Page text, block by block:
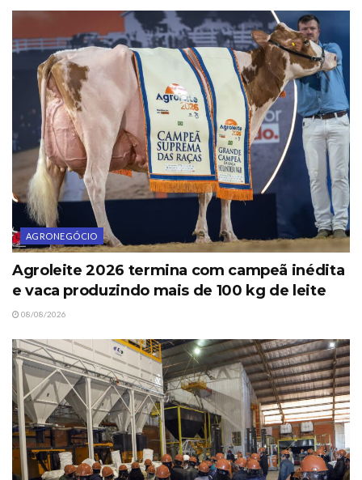
AGRONEGÓCIO
Agroleite 2026 termina com campeã inédita
e vaca produzindo mais de 100 kg de leite
08/08/2026